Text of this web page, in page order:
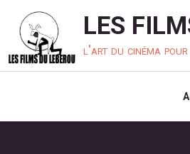
LES
l'art du cinéma